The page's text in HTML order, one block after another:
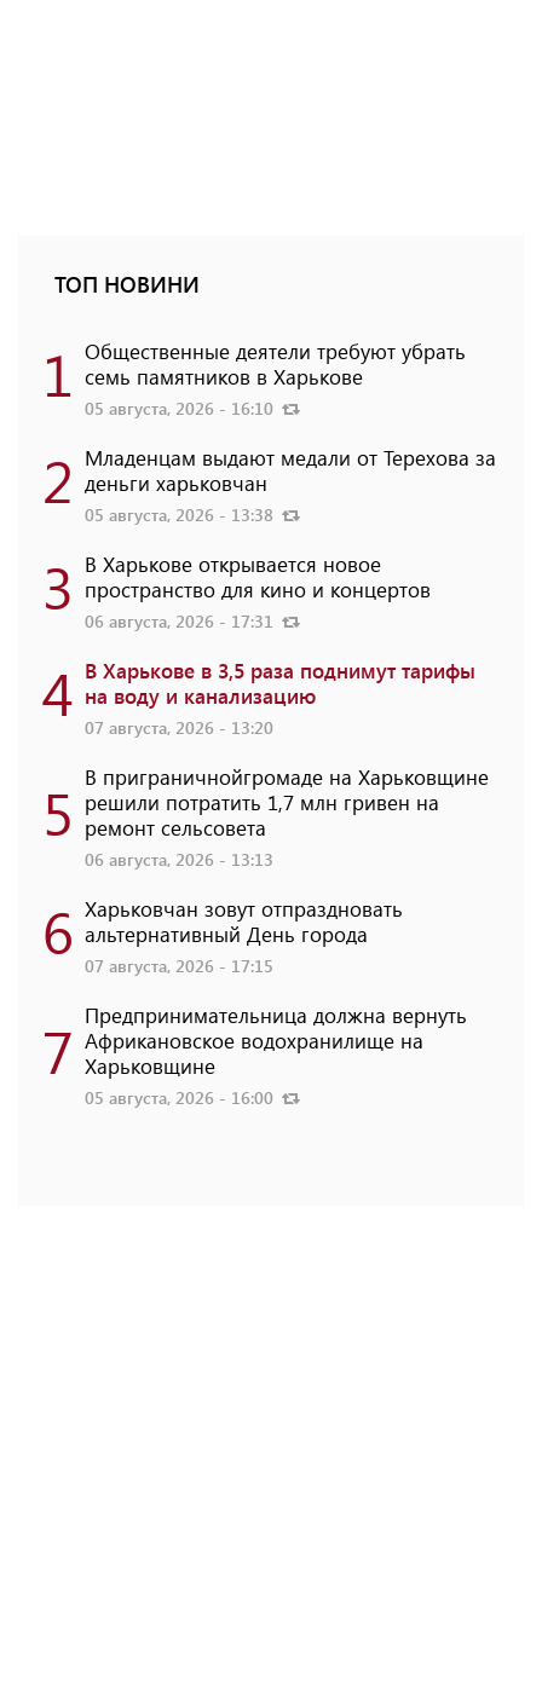
ТОП НОВИНИ
1 Общественные деятели требуют убрать
семь памятников в Харькове
05 августа, 2026 - 16:10
2 Младенцам выдают медали от Терехова за
деньги харьковчан
05 августа, 2026 - 13:38
3 В Харькове открывается новое
пространство для кино и концертов
06 августа, 2026 - 17:31
4 В Харькове в 3,5 раза поднимут тарифы
на воду и канализацию
07 августа, 2026 - 13:20
5 В приграничнойгромаде на Харьковщине
решили потратить 1,7 млн ​​гривен на
ремонт сельсовета
06 августа, 2026 - 13:13
6 Харьковчан зовут отпраздновать
альтернативный День города
07 августа, 2026 - 17:15
7 Предпринимательница должна вернуть
Африкановское водохранилище на
Харьковщине
05 августа, 2026 - 16:00